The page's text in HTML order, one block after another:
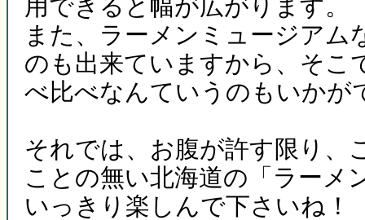
用できると幅が広がります。
また、ラーメンミュージアム
のも出来ていますから、そこ
べ比べなんていうのもいかが
それでは、お腹が許す限り、
ことの無い北海道の「ラーメ
いっきり楽しんで下さいね！